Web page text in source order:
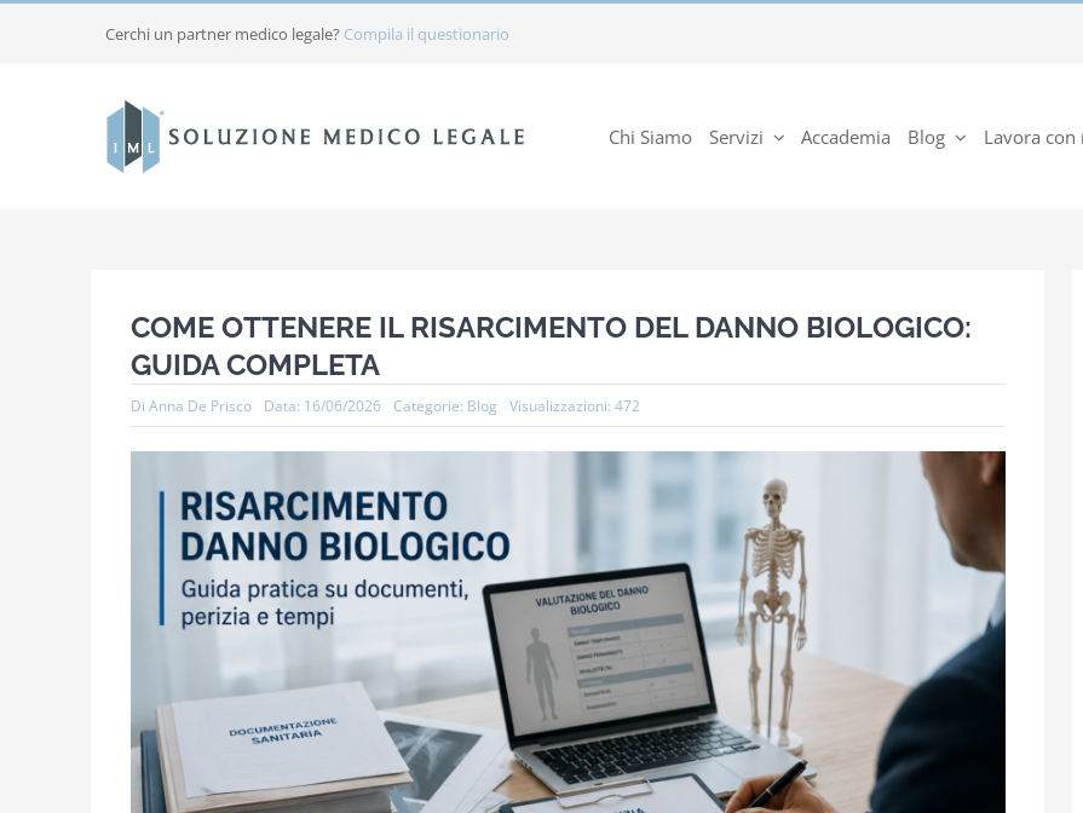
Cerchi un partner medico legale? Compila il questionario
Chi Siamo Servizi Accademia Blog Lavora con
COME OTTENERE IL RISARCIMENTO DEL DANNO BIOLOGICO:
GUIDA COMPLETA
Di Anna De Prisco Data: 16/06/2026 Categorie: Blog Visualizzazioni: 472